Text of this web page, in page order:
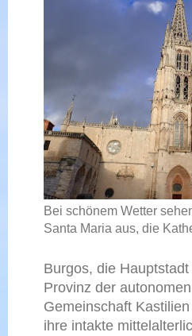
Bei schönem Wetter
Santa Maria aus, die
Burgos, die
Provinz der
Gemeinschaft
ihre intakte